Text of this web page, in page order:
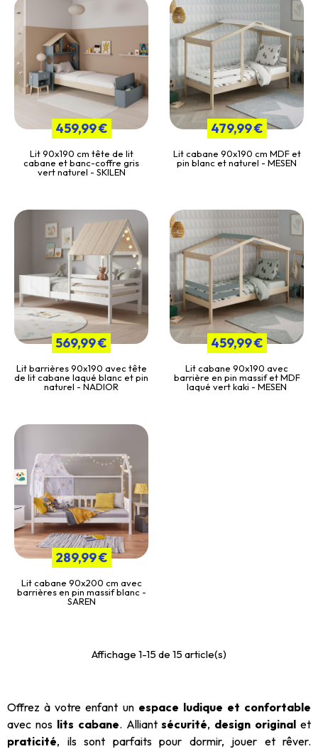
459,99 €
Lit 90x190 cm tête de lit
cabane et banc-coffre gris
vert naturel - SKILEN
479,99 €
Lit cabane 90x190 cm MDF et
pin blanc et naturel - MESEN
569,99 €
Lit barrières 90x190 avec tête
de lit cabane laqué blanc et pin
naturel - NADIOR
459,99 €
Lit cabane 90x190 avec
barrière en pin massif et MDF
laqué vert kaki - MESEN
289,99 €
Lit cabane 90x200 cm avec
barrières en pin massif blanc -
SAREN
Affichage 1-15 de 15 article(s)
Offrez à votre enfant un espace ludique et confortable
avec nos lits cabane. Alliantsécurité, design original et
praticité, ils sont parfaits pour dormir, jouer et rêver.